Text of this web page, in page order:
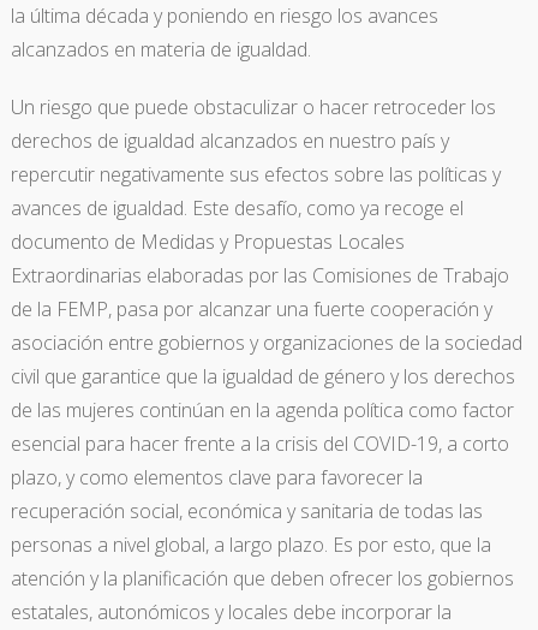
la última década y poniendo en riesgo los avances
alcanzados en materia de igualdad.
Un riesgo que puede obstaculizar o hacer retroceder los
derechos de igualdad alcanzados en nuestro país y
repercutir negativamente sus efectos sobre las políticas y
avances de igualdad. Este desafío, como ya recoge el
documento de Medidas y Propuestas Locales
Extraordinarias elaboradas por las Comisiones de Trabajo
de la FEMP, pasa por alcanzar una fuerte cooperación y
asociación entre gobiernos y organizaciones de la sociedad
civil que garantice que la igualdad de género y los derechos
de las mujeres continúan en la agenda política como factor
esencial para hacer frente a la crisis del COVID-19, a corto
plazo, y como elementos clave para favorecer la
recuperación social, económica y sanitaria de todas las
personas a nivel global, a largo plazo. Es por esto, que la
atención y la planificación que deben ofrecer los gobiernos
estatales, autonómicos y locales debe incorporar la